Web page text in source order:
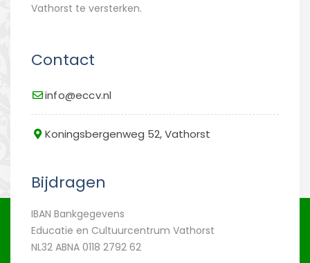
Vathorst te versterken.
Contact
info@eccv.nl
Koningsbergenweg 52, Vathorst
Bijdragen
IBAN Bankgegevens
Educatie en Cultuurcentrum Vathorst
NL32 ABNA 0118 2792 62